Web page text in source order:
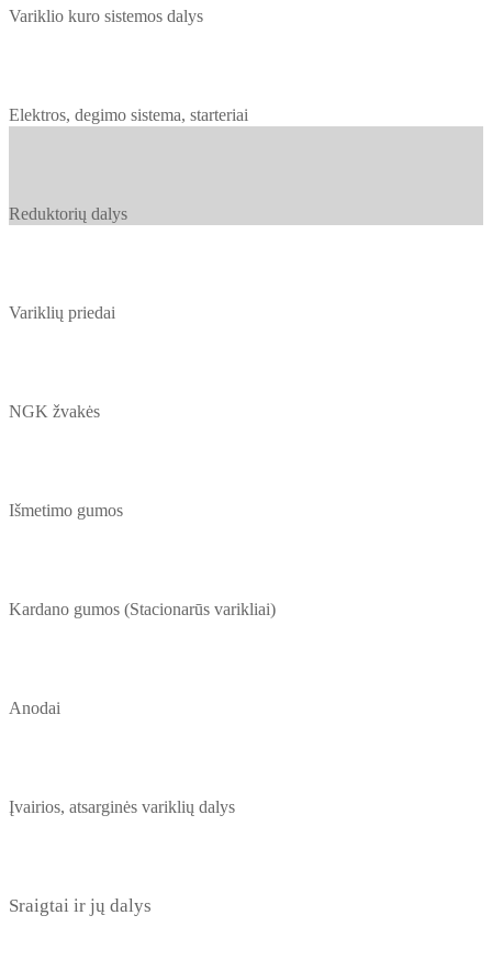
Variklio kuro sistemos dalys
Elektros, degimo sistema, starteriai
Reduktorių dalys
Variklių priedai
NGK žvakės
Išmetimo gumos
Kardano gumos (Stacionarūs varikliai)
Anodai
Įvairios, atsarginės variklių dalys
Sraigtai ir jų dalys